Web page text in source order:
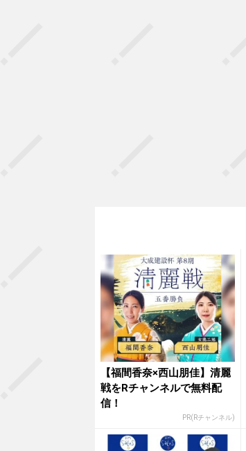
【福間香奈×西山朋佳】清麗
戦をRチャンネルで無料配
信！
PR(Rチャンネル)